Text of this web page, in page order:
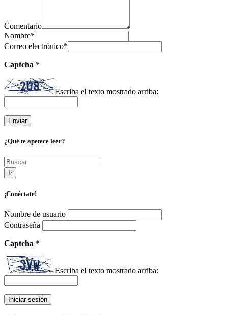
Comentario
Nombre*
Correo electrónico*
Captcha *
Escriba el texto mostrado arriba:
¿Qué te apetece leer?
Ir
¡Conéctate!
Nombre de usuario
Contraseña
Captcha *
Escriba el texto mostrado arriba: